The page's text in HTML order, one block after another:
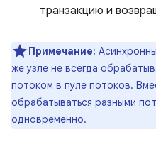
транзакцию и
Примечание:
же узле не всегда
потоком в пуле потоков.
обрабатываться разными
одновременно.